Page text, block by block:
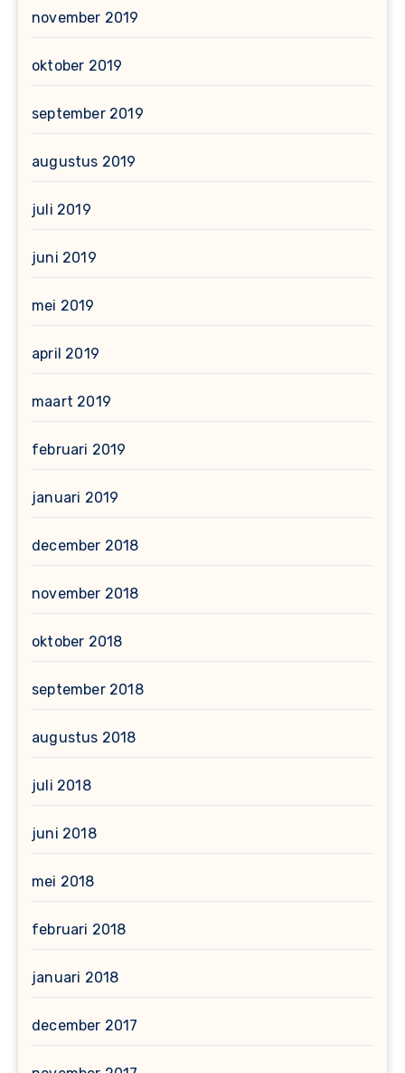
november 2019
oktober 2019
september 2019
augustus 2019
juli 2019
juni 2019
mei 2019
april 2019
maart 2019
februari 2019
januari 2019
december 2018
november 2018
oktober 2018
september 2018
augustus 2018
juli 2018
juni 2018
mei 2018
februari 2018
januari 2018
december 2017